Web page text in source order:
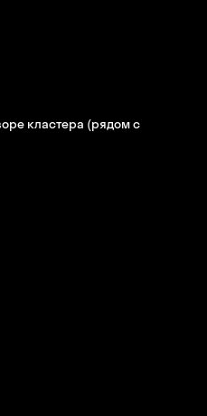
кластера (рядом с